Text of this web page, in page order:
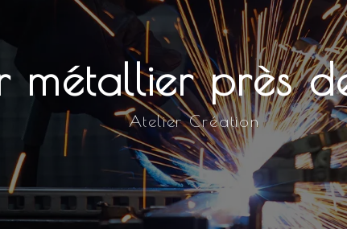
métallier près
Atelier Création